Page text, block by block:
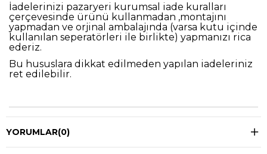
İadelerinizi pazaryeri kurumsal iade kuralları
çerçevesinde ürünü kullanmadan ,montajını
yapmadan ve orjinal ambalajında (varsa kutu içinde
kullanılan seperatörleri ile birlikte) yapmanızı rica
ederiz.
Bu hususlara dikkat edilmeden yapılan iadeleriniz
ret edilebilir.
YORUMLAR(0)